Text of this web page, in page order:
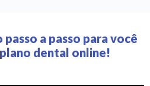
a passo para você
dental online!